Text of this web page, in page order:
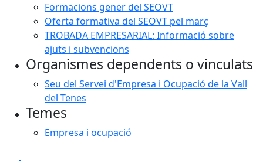
Formacions gener del SEOVT
Oferta formativa del SEOVT pel març
TROBADA EMPRESARIAL: Informació sobre
ajuts i subvencions
Organismes dependents o vinculats
Seu del Servei d'Empresa i Ocupació de la Vall
del Tenes
Temes
Empresa i ocupació